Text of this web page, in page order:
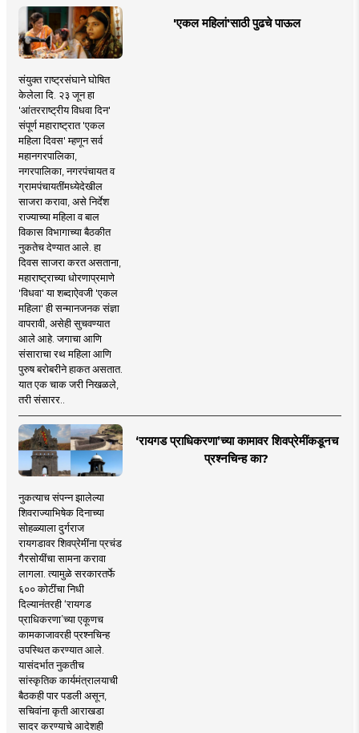
'एकल महिलां'साठी पुढचे पाऊल
संयुक्त राष्ट्रसंघाने घोषित
केलेला दि. २३ जून हा
'आंतरराष्ट्रीय विधवा दिन'
संपूर्ण महाराष्ट्रात 'एकल
महिला दिवस' म्हणून सर्व
महानगरपालिका,
नगरपालिका, नगरपंचायत व
ग्रामपंचायतींमध्येदेखील
साजरा करावा, असे निर्देश
राज्याच्या महिला व बाल
विकास विभागाच्या बैठकीत
नुकतेच देण्यात आले. हा
दिवस साजरा करत असताना,
महाराष्ट्राच्या धोरणाप्रमाणे
'विधवा' या शब्दाऐवजी 'एकल
महिला' ही सन्मानजनक संज्ञा
वापरावी, असेही सुचवण्यात
आले आहे. जगाचा आणि
संसाराचा रथ महिला आणि
पुरुष बरोबरीने हाकत असतात.
यात एक चाक जरी निखळले,
तरी संसारर..
‘रायगड प्राधिकरणा’च्या कामावर शिवप्रेमींकडूनच
प्रश्नचिन्ह का?
नुकत्याच संपन्न झालेल्या
शिवराज्याभिषेक दिनाच्या
सोहळ्याला दुर्गराज
रायगडावर शिवप्रेमींना प्रचंड
गैरसोयींचा सामना करावा
लागला. त्यामुळे सरकारतर्फे
६०० कोटींचा निधी
दिल्यानंतरही ‘रायगड
प्राधिकरणा’च्या एकूणच
कामकाजावरही प्रश्नचिन्ह
उपस्थित करण्यात आले.
यासंदर्भात नुकतीच
सांस्कृतिक कार्यमंत्रालयाची
बैठकही पार पडली असून,
सचिवांना कृती आराखडा
सादर करण्याचे आदेशही